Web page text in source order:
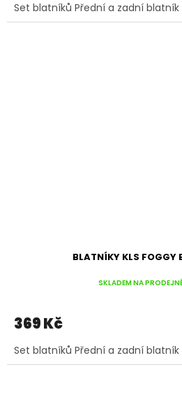
Set blatníků Přední a zadní
BLATNÍKY KLS FOGGY
SKLADEM NA
369 Kč
Set blatníků Přední a zadní